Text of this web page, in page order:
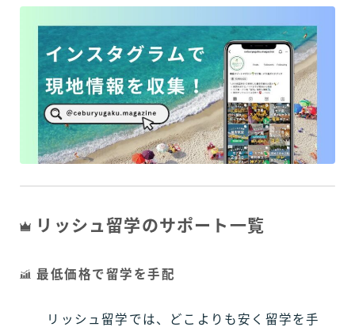
リッシュ留学のサポート一覧
最低価格で留学を手配
リッシュ留学では、どこよりも安く留学を手